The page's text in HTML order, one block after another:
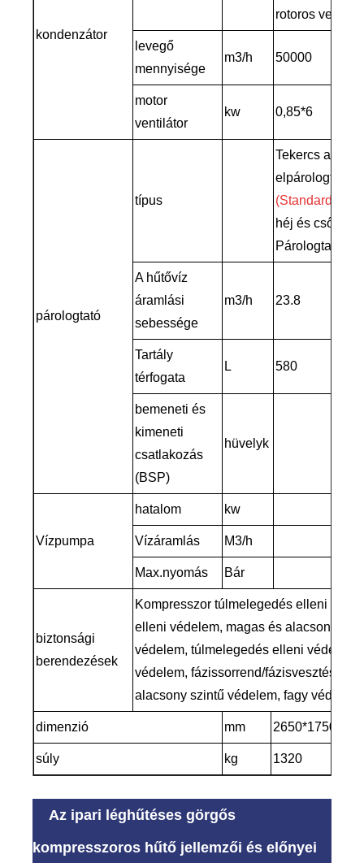
kondenzátor
rotoros
levegő
mennyisége
m3/h 50000
motor
ventilátor
kw 0,85*6
párologtató
típus
Tekercs a
(Standard)
héj és cső
Párologtató
A hűtővíz
áramlási
sebessége
m3/h 23.8
Tartály
térfogata
L 580
bemeneti és
kimeneti
csatlakozás
(BSP)
hüvelyk
Vízpumpa
hatalom kw
Vízáramlás M3/h
Max.nyomás Bár
biztonsági
berendezések
Kompresszor túlmelegedés elleni
elleni védelem, magas és alacsony
védelem, túlmelegedés elleni védelem,
védelem, fázissorrend/fázisvesztés
alacsony szintű védelem, fagy védelem
dimenzió mm
súly kg 1320
Az ipari léghűtéses görgős
kompresszoros hűtő jellemzői és előnyei